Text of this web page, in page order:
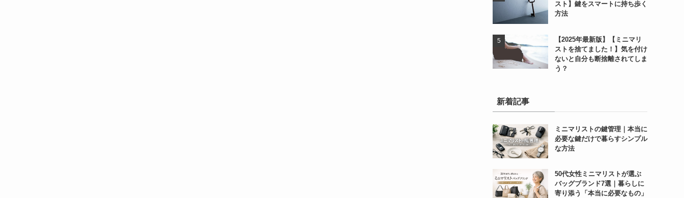
スト】鍵をスマートに持ち歩く
方法
【2025年最新版】【ミニマリ
ストを捨てました！】気を付け
ないと自分も断捨離されてしま
う？
新着記事
ミニマリストの鍵管理｜本当に
必要な鍵だけで暮らすシンプル
な方法
50代女性ミニマリストが選ぶ
バッグブランド7選｜暮らしに
寄り添う「本当に必要なもの」